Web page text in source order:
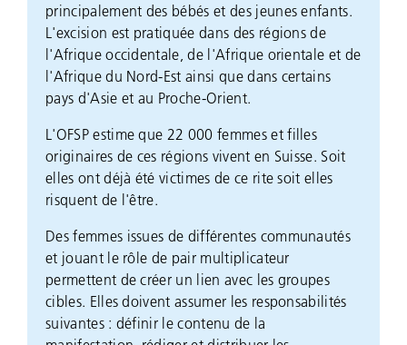
principalement des bébés et des jeunes enfants.
L'excision est pratiquée dans des régions de
l'Afrique occidentale, de l'Afrique orientale et de
l'Afrique du Nord-Est ainsi que dans certains
pays d'Asie et au Proche-Orient.
L'OFSP estime que 22 000 femmes et filles
originaires de ces régions vivent en Suisse. Soit
elles ont déjà été victimes de ce rite soit elles
risquent de l'être.
Des femmes issues de différentes communautés
et jouant le rôle de pair multiplicateur
permettent de créer un lien avec les groupes
cibles. Elles doivent assumer les responsabilités
suivantes : définir le contenu de la